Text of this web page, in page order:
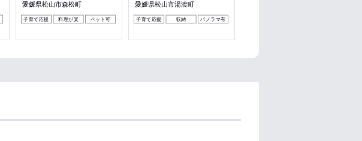
愛媛県松山市森松町
子育て応援 料理が楽 ペット可
愛媛県松山市湯渡町
子育て応援 収納 パノラマ有